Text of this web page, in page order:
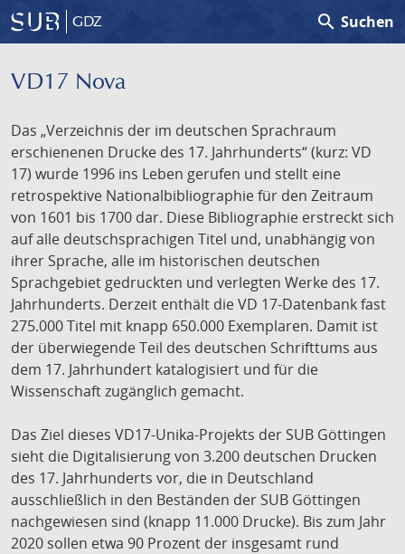
GDZ search Suchen
VD17 Nova
Das „Verzeichnis der im deutschen Sprachraum
erschienenen Drucke des 17. Jahrhunderts“ (kurz: VD
17) wurde 1996 ins Leben gerufen und stellt eine
retrospektive Nationalbibliographie für den Zeitraum
von 1601 bis 1700 dar. Diese Bibliographie erstreckt sich
auf alle deutschsprachigen Titel und, unabhängig von
ihrer Sprache, alle im historischen deutschen
Sprachgebiet gedruckten und verlegten Werke des 17.
Jahrhunderts. Derzeit enthält die VD 17-Datenbank fast
275.000 Titel mit knapp 650.000 Exemplaren. Damit ist
der überwiegende Teil des deutschen Schrifttums aus
dem 17. Jahrhundert katalogisiert und für die
Wissenschaft zugänglich gemacht.
Das Ziel dieses VD17-Unika-Projekts der SUB Göttingen
sieht die Digitalisierung von 3.200 deutschen Drucken
des 17. Jahrhunderts vor, die in Deutschland
ausschließlich in den Beständen der SUB Göttingen
nachgewiesen sind (knapp 11.000 Drucke). Bis zum Jahr
2020 sollen etwa 90 Prozent der insgesamt rund